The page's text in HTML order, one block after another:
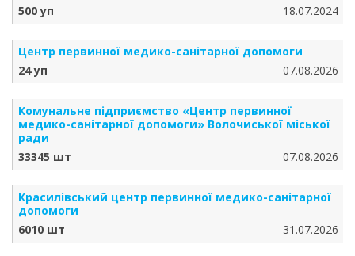
500 уп
18.07.2024
Центр первинної медико-санітарної допомоги
24 уп
07.08.2026
Комунальне підприємство «Центр первинної
медико-санітарної допомоги» Волочиської міської
ради
33345 шт
07.08.2026
Красилівський центр первинної медико-санітарної
допомоги
6010 шт
31.07.2026